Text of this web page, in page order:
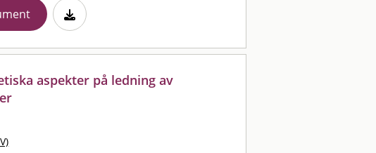
aspekter på ledning av